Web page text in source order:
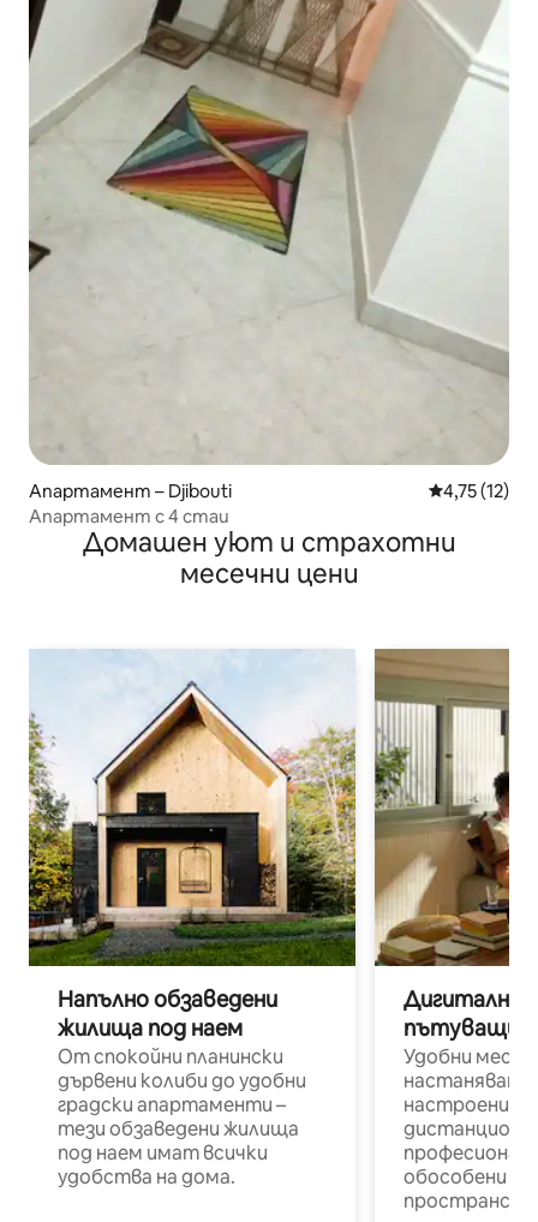
Апартамент – Djibouti Средна
4,75 (12)
Апартамент с 4 стаи
Домашен уют и страхотни
месечни цени
Напълно обзаведени
жилища под наем
От спокойни планински
дървени колиби до удобни
градски апартаменти –
тези обзаведени жилища
под наем имат всички
удобства на дома.
Дигитални
пътуващи
Удобни
настаняване
настроени и
обособени